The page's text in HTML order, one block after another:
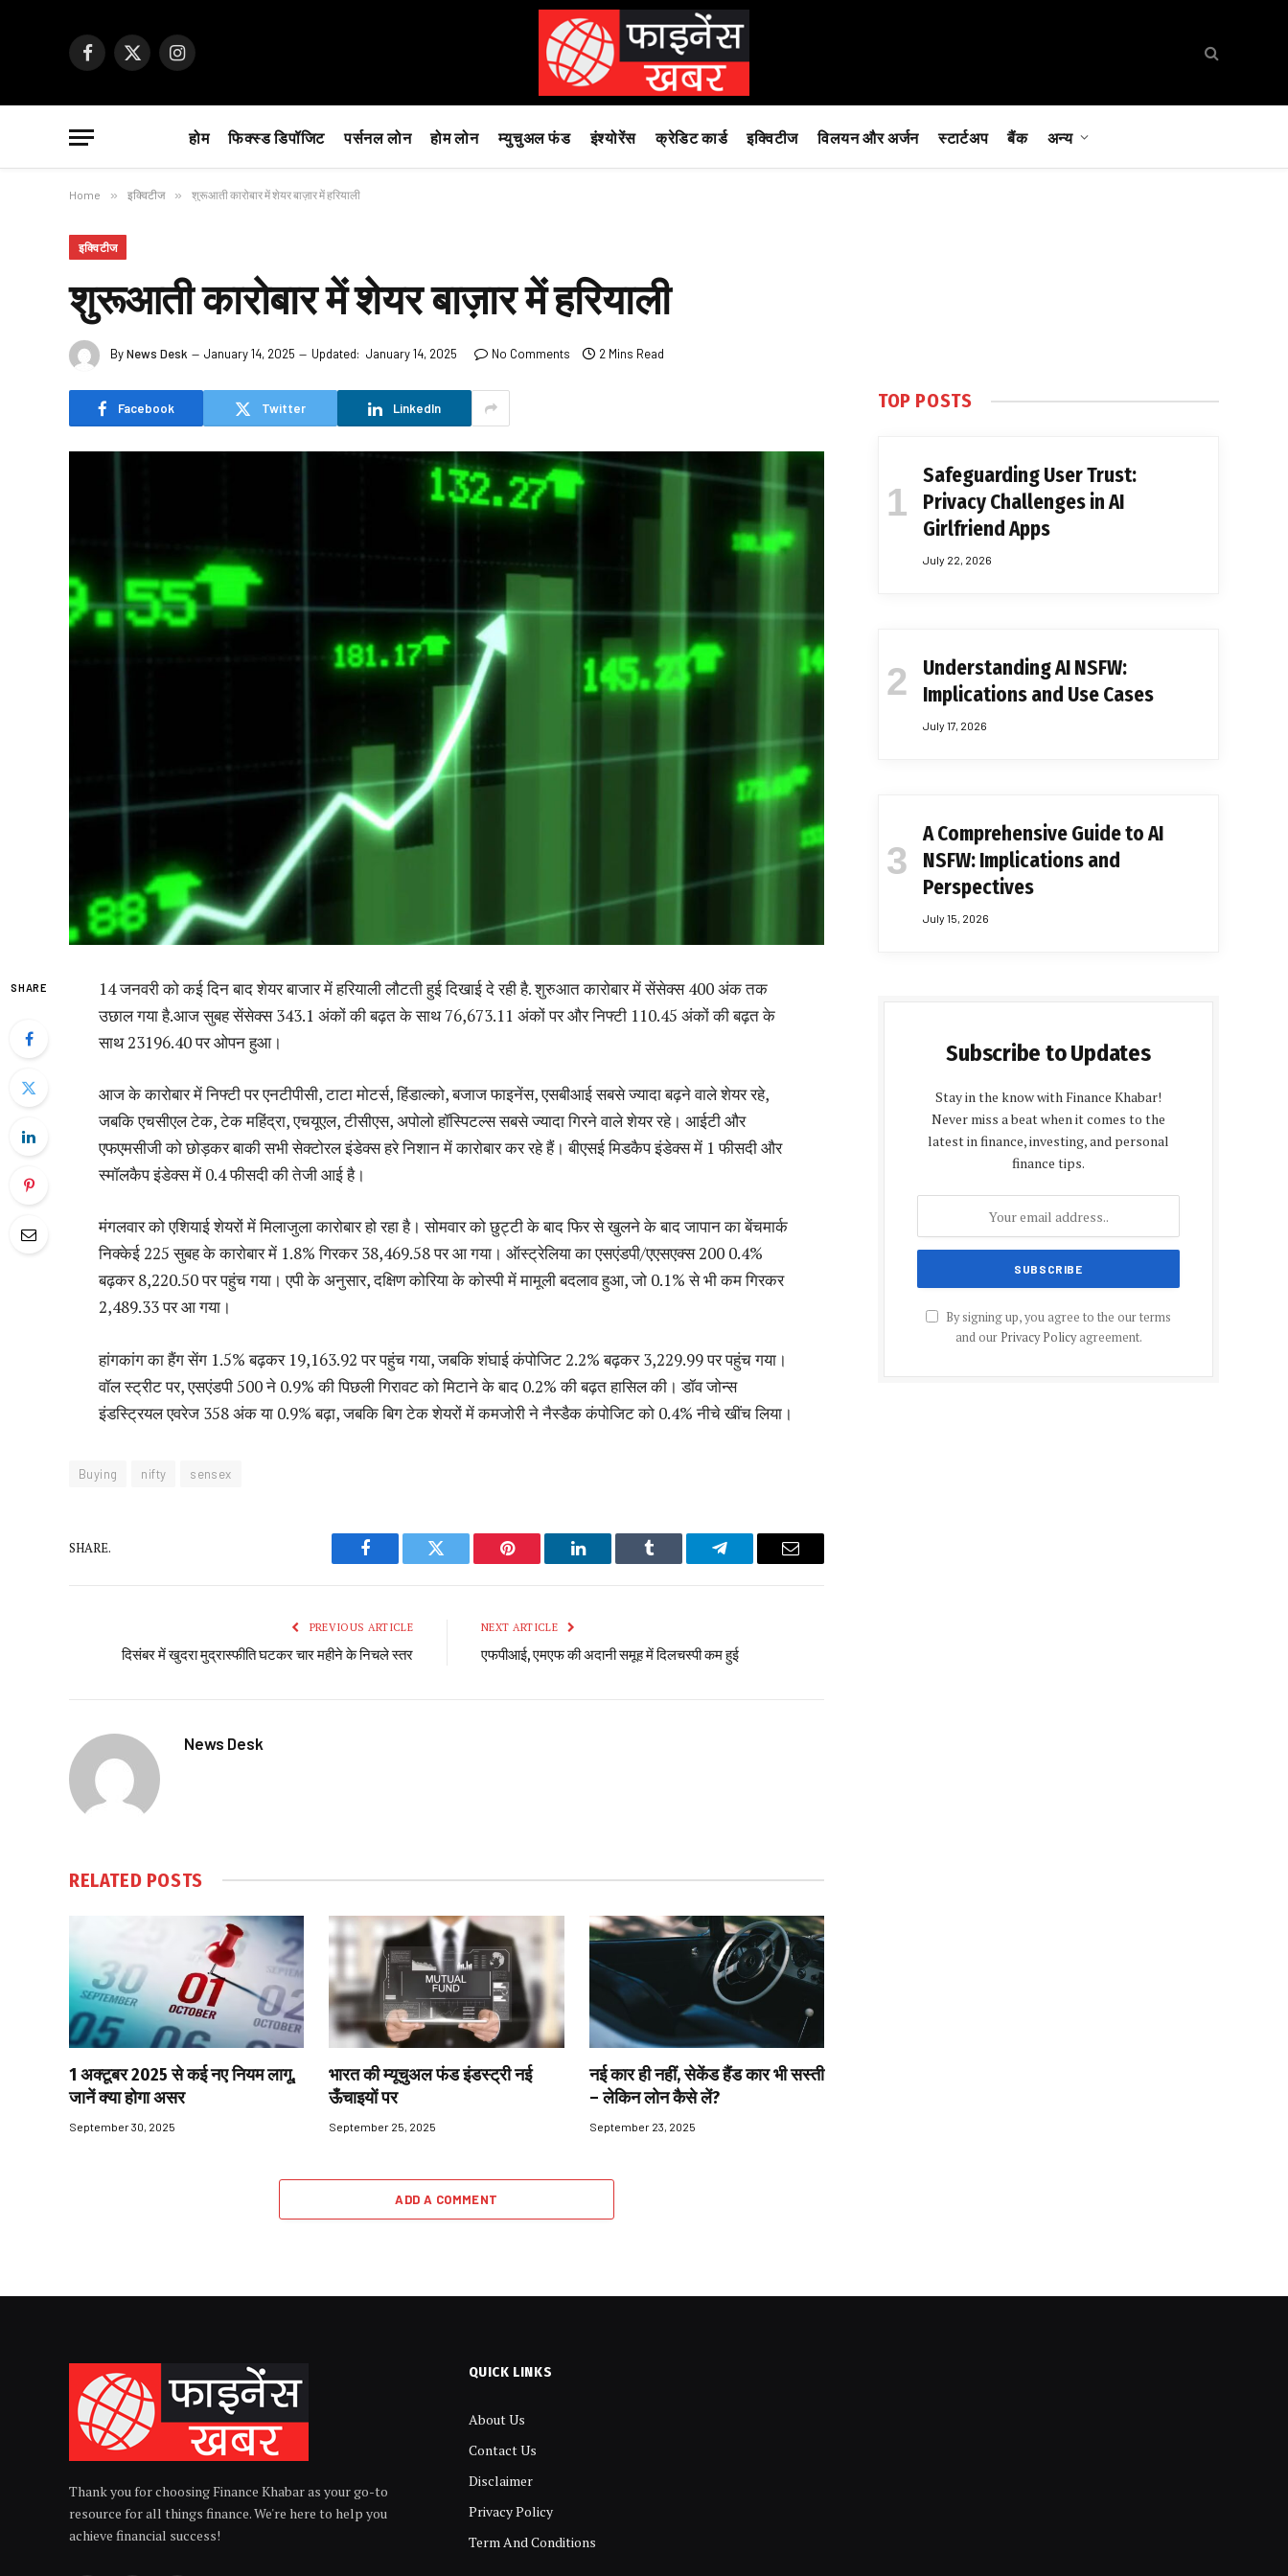
Facebook
X
Instagram
होम फिक्स्ड डिपॉजिट पर्सनल लोन होम लोन म्युचुअल फंड इंश्योरेंस क्रेडिट कार्ड इक्विटीज विलयन और अर्जन स्टार्टअप बैंक अन्य
Home » इक्विटीज » शुरूआती कारोबार में शेयर बाज़ार में हरियाली
इक्विटीज
शुरूआती कारोबार में शेयर बाज़ार में हरियाली
ByNews Desk January 14, 2025 Updated: January 14, 2025 No Comments 2 Mins Read
Facebook Twitter LinkedIn
SHARE
14 जनवरी को कई दिन बाद शेयर बाजार में हरियाली लौटती हुई दिखाई दे रही है. शुरुआत कारोबार में सेंसेक्स 400 अंक तक
उछाल गया है.आज सुबह सेंसेक्स 343.1 अंकों की बढ़त के साथ 76,673.11 अंकों पर और निफ्टी 110.45 अंकों की बढ़त के
साथ 23196.40 पर ओपन हुआ।
आज के कारोबार में निफ्टी पर एनटीपीसी, टाटा मोटर्स, हिंडाल्को, बजाज फाइनेंस, एसबीआई सबसे ज्यादा बढ़ने वाले शेयर रहे,
जबकि एचसीएल टेक, टेक महिंद्रा, एचयूएल, टीसीएस, अपोलो हॉस्पिटल्स सबसे ज्यादा गिरने वाले शेयर रहे। आईटी और
एफएमसीजी को छोड़कर बाकी सभी सेक्टोरल इंडेक्स हरे निशान में कारोबार कर रहे हैं। बीएसई मिडकैप इंडेक्स में 1 फीसदी और
स्मॉलकैप इंडेक्स में 0.4 फीसदी की तेजी आई है।
मंगलवार को एशियाई शेयरों में मिलाजुला कारोबार हो रहा है। सोमवार को छुट्टी के बाद फिर से खुलने के बाद जापान का बेंचमार्क
निक्केई 225 सुबह के कारोबार में 1.8% गिरकर 38,469.58 पर आ गया। ऑस्ट्रेलिया का एसएंडपी/एएसएक्स 200 0.4%
बढ़कर 8,220.50 पर पहुंच गया। एपी के अनुसार, दक्षिण कोरिया के कोस्पी में मामूली बदलाव हुआ, जो 0.1% से भी कम गिरकर
2,489.33 पर आ गया।
हांगकांग का हैंग सेंग 1.5% बढ़कर 19,163.92 पर पहुंच गया, जबकि शंघाई कंपोजिट 2.2% बढ़कर 3,229.99 पर पहुंच गया।
वॉल स्ट्रीट पर, एसएंडपी 500 ने 0.9% की पिछली गिरावट को मिटाने के बाद 0.2% की बढ़त हासिल की। ​​डॉव जोन्स
इंडस्ट्रियल एवरेज 358 अंक या 0.9% बढ़ा, जबकि बिग टेक शेयरों में कमजोरी ने नैस्डैक कंपोजिट को 0.4% नीचे खींच लिया।
Buying nifty sensex
SHARE.
Facebook Twitter Pinterest LinkedIn Tumblr Telegram Email
PREVIOUS ARTICLE
दिसंबर में खुदरा मुद्रास्फीति घटकर चार महीने के निचले स्तर
NEXT ARTICLE
एफपीआई, एमएफ की अदानी समूह में दिलचस्पी कम हुई
News Desk
RELATED POSTS
1 अक्टूबर 2025 से कई नए नियम लागू,
जानें क्या होगा असर
September 30, 2025
भारत की म्यूचुअल फंड इंडस्ट्री नई
ऊँचाइयों पर
September 25, 2025
नई कार ही नहीं, सेकेंड हैंड कार भी सस्ती
– लेकिन लोन कैसे लें?
September 23, 2025
ADD A COMMENT
TOP POSTS
Safeguarding User Trust:
Privacy Challenges in AI
Girlfriend Apps
July 22, 2026
Understanding AI NSFW:
Implications and Use Cases
July 17, 2026
A Comprehensive Guide to AI
NSFW: Implications and
Perspectives
July 15, 2026
Subscribe to Updates
Stay in the know with Finance Khabar!
Never miss a beat when it comes to the
latest in finance, investing, and personal
finance tips.
By signing up, you agree to the our terms
and our Privacy Policyagreement.
Thank you for choosing Finance Khabar as your go-to
resource for all things finance. We're here to help you
achieve financial success!
QUICK LINKS
About Us
Contact Us
Disclaimer
Privacy Policy
Term And Conditions